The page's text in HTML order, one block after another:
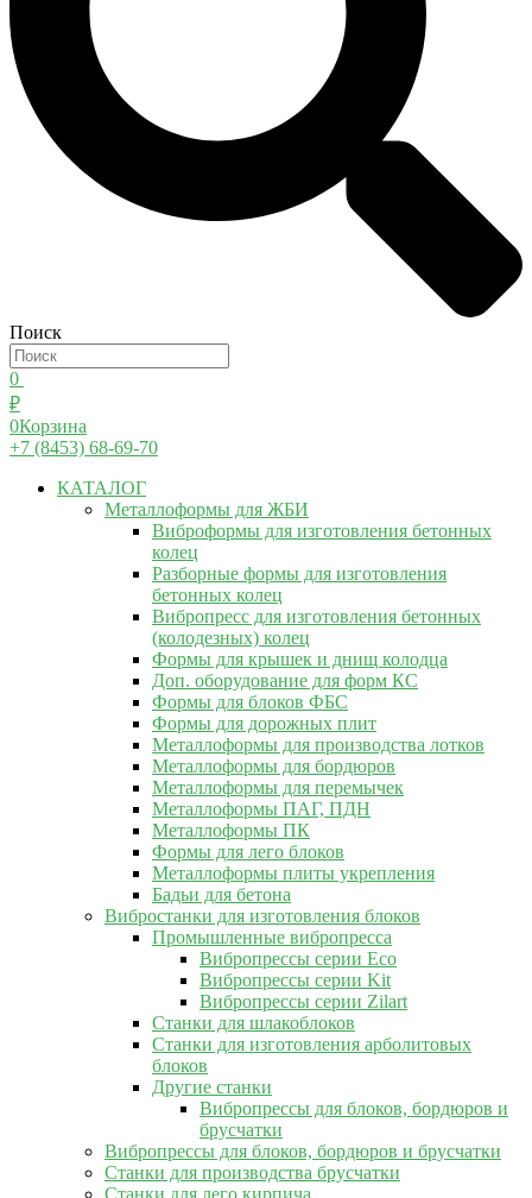
Поиск
0
₽
0Корзина
+7 (8453) 68-69-70
КАТАЛОГ
Металлоформы для ЖБИ
Виброформы для изготовления бетонных
колец
Разборные формы для изготовления
бетонных колец
Вибропресс для изготовления бетонных
(колодезных) колец
Формы для крышек и днищ колодца
Доп. оборудование для форм КС
Формы для блоков ФБС
Формы для дорожных плит
Металлоформы для производства лотков
Металлоформы для бордюров
Металлоформы для перемычек
Металлоформы ПАГ, ПДН
Металлоформы ПК
Формы для лего блоков
Металлоформы плиты укрепления
Бадьи для бетона
Вибростанки для изготовления блоков
Промышленные вибропресса
Вибропрессы серии Eco
Вибропрессы серии Kit
Вибропрессы серии Zilart
Станки для шлакоблоков
Станки для изготовления арболитовых
блоков
Другие станки
Вибропрессы для блоков, бордюров и
брусчатки
Вибропрессы для блоков, бордюров и брусчатки
Станки для производства брусчатки
Станки для лего кирпича